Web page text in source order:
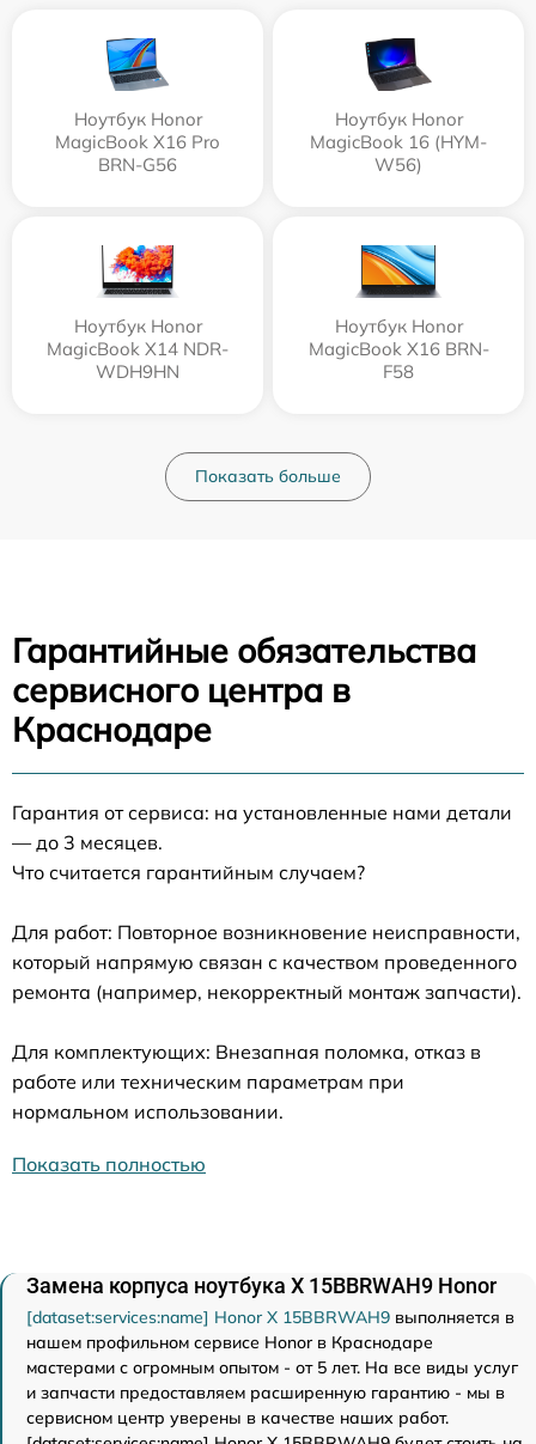
Ноутбук Honor
MagicBook X16 Pro
BRN-G56
Ноутбук Honor
MagicBook 16 (HYM-
W56)
Ноутбук Honor
MagicBook X14 NDR-
WDH9HN
Ноутбук Honor
MagicBook X16 BRN-
F58
Показать больше
Гарантийные обязательства
сервисного центра в
Краснодаре
Гарантия от сервиса: на установленные нами детали
— до 3 месяцев.
Что считается гарантийным случаем?
Для работ: Повторное возникновение неисправности,
который напрямую связан с качеством проведенного
ремонта (например, некорректный монтаж запчасти).
Для комплектующих: Внезапная поломка, отказ в
работе или техническим параметрам при
нормальном использовании.
Показать полностью
Замена корпуса ноутбука X 15BBRWAH9 Honor
[dataset:services:name] Honor X 15BBRWAH9 выполняется в
нашем профильном сервисе Honor в Краснодаре
мастерами с огромным опытом - от 5 лет. На все виды услуг
и запчасти предоставляем расширенную гарантию - мы в
сервисном центр уверены в качестве наших работ.